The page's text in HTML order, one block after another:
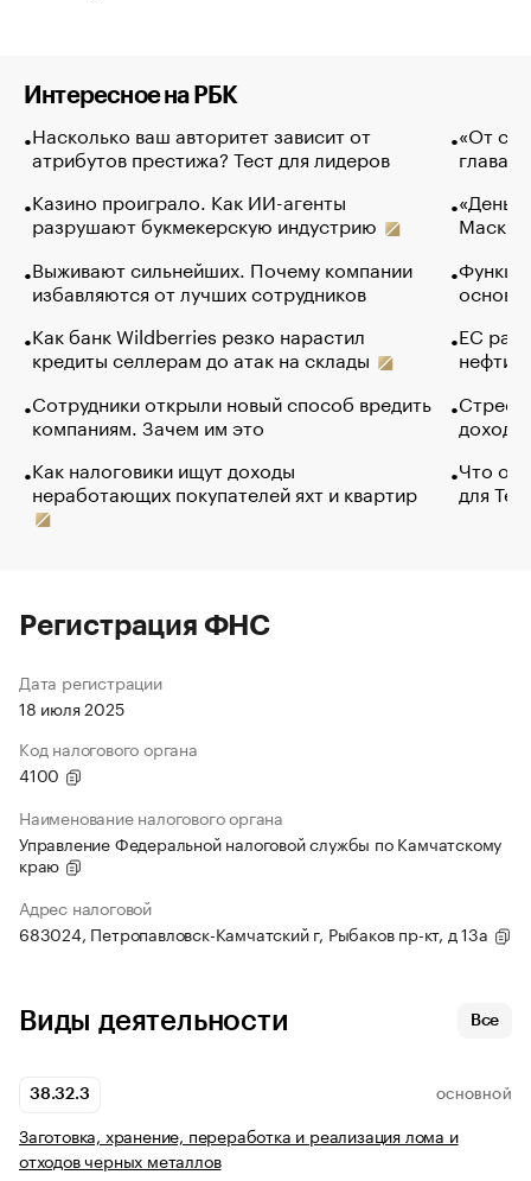
Интересное на РБК
Насколько ваш авторитет зависит от
атрибутов престижа? Тест для лидеров
Казино проиграло. Как ИИ-агенты
разрушают букмекерскую индустрию
Выживают сильнейших. Почему компании
избавляются от лучших сотрудников
Как банк Wildberries резко нарастил
кредиты селлерам до атак на склады
Сотрудники открыли новый способ вредить
компаниям. Зачем им это
Как налоговики ищут доходы
неработающих покупателей яхт и квартир
«От
глава
Маск в
основ
ЕС
нефти
Что
для
Регистрация ФНС
Дата регистрации
18 июля 2025
Код налогового органа
4100
Наименование налогового органа
Управление Федеральной налоговой службы по Камчатскому
краю
Адрес налоговой
683024, Петропавловск-Камчатский г, Рыбаков пр-кт, д 13а
Виды деятельности Все
38.32.3 ОСНОВНОЙ
Заготовка, хранение, переработка и реализация лома и
отходов черных металлов